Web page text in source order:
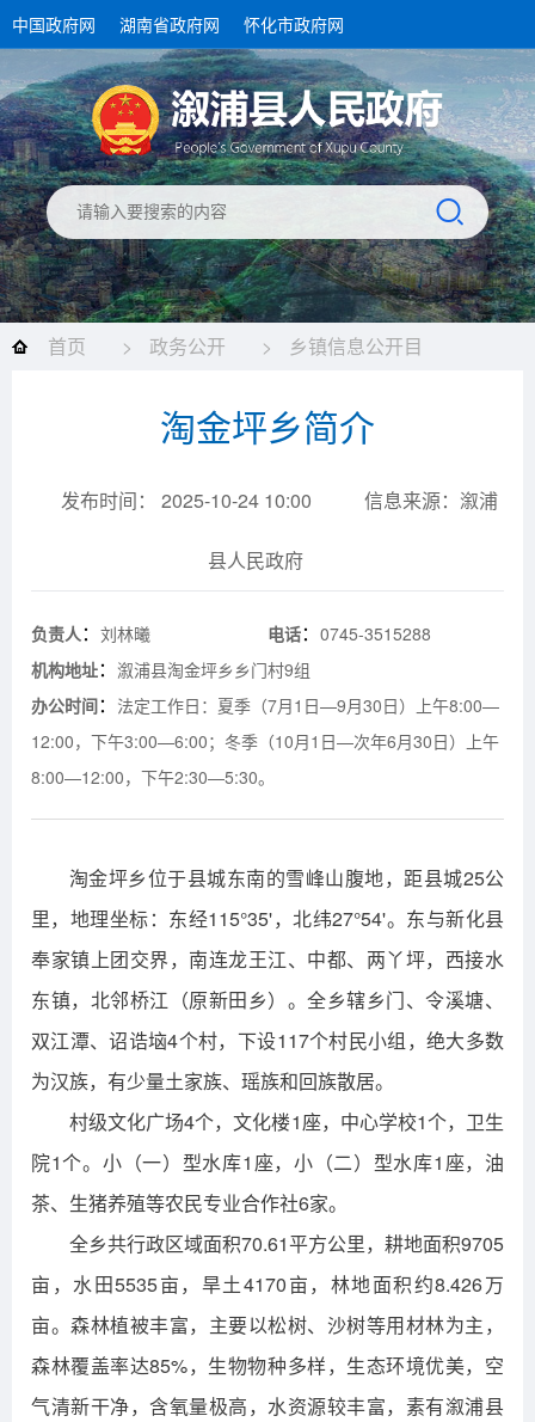
中国政府网 湖南省政府网 怀化市政府网
首页 > 政务公开 >
乡镇信息公开目
淘金坪乡简介
发布时间： 2025-10-24 10:00 信息来源：溆浦
县人民政府
负责人： 刘林曦 电话： 0745-3515288
机构地址： 溆浦县淘金坪乡乡门村9组
办公时间： 法定工作日：夏季（7月1日—9月30日）上午8:00—
12:00，下午3:00—6:00；冬季（10月1日—次年6月30日）上午
8:00—12:00，下午2:30—5:30。
淘金坪乡位于县城东南的雪峰山腹地，距县城25公
里，地理坐标：东经115°35'，北纬27°54'。东与新化县
奉家镇上团交界，南连龙王江、中都、两丫坪，西接水
东镇，北邻桥江（原新田乡）。全乡辖乡门、令溪塘、
双江潭、诏诰垴4个村，下设117个村民小组，绝大多数
为汉族，有少量土家族、瑶族和回族散居。
村级文化广场4个，文化楼1座，中心学校1个，卫生
院1个。小（一）型水库1座，小（二）型水库1座，油
茶、生猪养殖等农民专业合作社6家。
全乡共行政区域面积70.61平方公里，耕地面积9705
亩，水田5535亩，旱土4170亩，林地面积约8.426万
亩。森林植被丰富，主要以松树、沙树等用材林为主，
森林覆盖率达85%，生物物种多样，生态环境优美，空
气清新干净，含氧量极高，水资源较丰富，素有溆浦县